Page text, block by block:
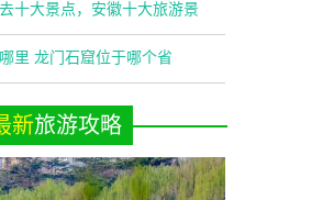
十大景点，安徽十大旅游景
里 龙门石窟位于哪个省
新旅游攻略